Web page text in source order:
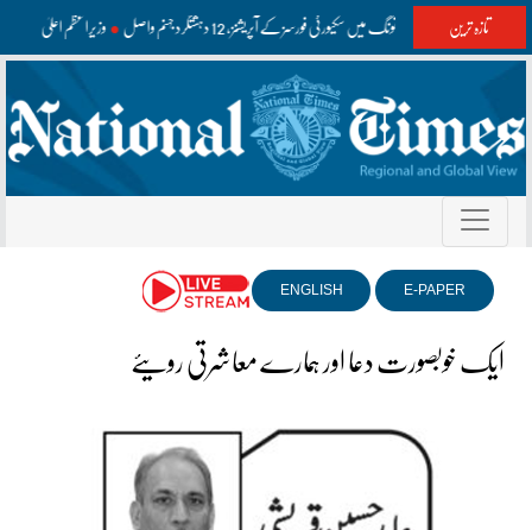
تازہ ترین واشک اور مستونگ میں سکیورٹی فورسز کے آپریشنز، 12 دہشتگرد جہنم واصل وزیراعظم اعلیٰ
E-PAPER
ENGLISH
ایک خوبصورت دعا اور ہمارے معاشرتی رویئے